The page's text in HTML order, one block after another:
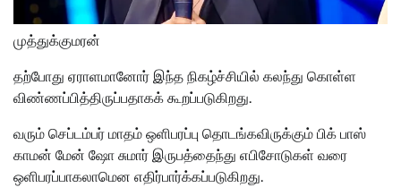
முத்துக்குமரன்
தற்போது ஏராளமானோர் இந்த நிகழ்ச்சியில் கலந்து கொள்ள
விண்ணப்பித்திருப்பதாகக் கூறப்படுகிறது.
வரும் செப்டம்பர் மாதம் ஒளிபரப்பு தொடங்கவிருக்கும் பிக் பாஸ்
காமன் மேன் ஷோ சுமார் இருபத்தைந்து எபிசோடுகள் வரை
ஒளிபரப்பாகலாமென எதிர்பார்க்கப்படுகிறது.